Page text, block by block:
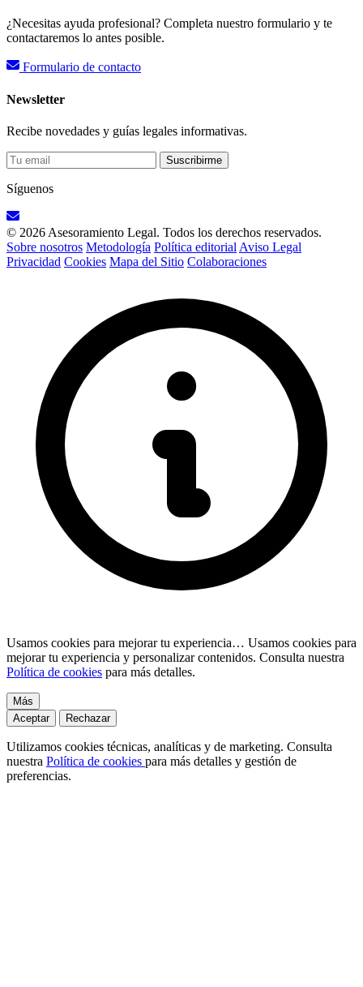
¿Necesitas ayuda profesional? Completa nuestro formulario y te
contactaremos lo antes posible.
Formulario de contacto
Newsletter
Recibe novedades y guías legales informativas.
Suscribirme
Síguenos
© 2026 Asesoramiento Legal. Todos los derechos reservados.
Sobre nosotros Metodología Política editorial Aviso Legal
Privacidad Cookies Mapa del Sitio Colaboraciones
Usamos cookies para mejorar tu experiencia… Usamos cookies para
mejorar tu experiencia y personalizar contenidos. Consulta nuestra
Política de cookies para más detalles.
Más
Aceptar
Rechazar
Utilizamos cookies técnicas, analíticas y de marketing. Consulta
nuestra Política de cookies para más detalles y gestión de
preferencias.